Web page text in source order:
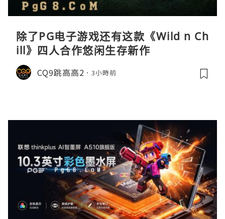
除了PG电子游戏还有这款《Wild n Ch
ill》四人合作悠闲生存新作
CQ9跳高高2 3小時前